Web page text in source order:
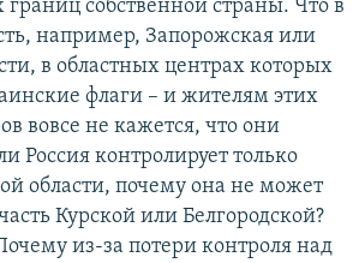
границ собственной страны. Что в
например, Запорожская или
в областных центрах которых
флаги – и жителям этих
вовсе не кажется, что они
Россия контролирует только
области, почему она не может
Курской или Белгородской?
из-за потери контроля над